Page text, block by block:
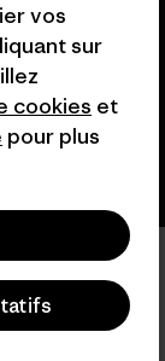
vos
sur
cookies et
pour plus